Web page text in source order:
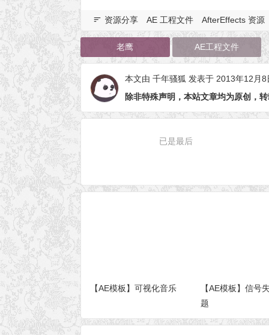
资源分享 AE 工程文件 AfterEffects 资源
老鹰 AE工程文件
本文由千年骚狐 发表于 2013年12月8
除非特殊声明，本站文章均为原创，
已是最后
【AE模板】可视化音乐
【AE模板】信号
题